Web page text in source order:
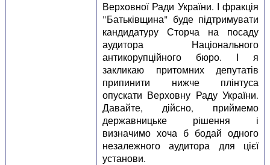
Верховної Ради України. І фракція
"Батьківщина" буде підтримувати
кандидатуру Сторча на посаду
аудитора Національного
антикорупційного бюро. І я
закликаю притомних депутатів
припинити нижче плінтуса
опускати Верховну Раду України.
Давайте, дійсно, приймемо
державницьке рішення і
визначимо хоча б бодай одного
незалежного аудитора для цієї
установи.